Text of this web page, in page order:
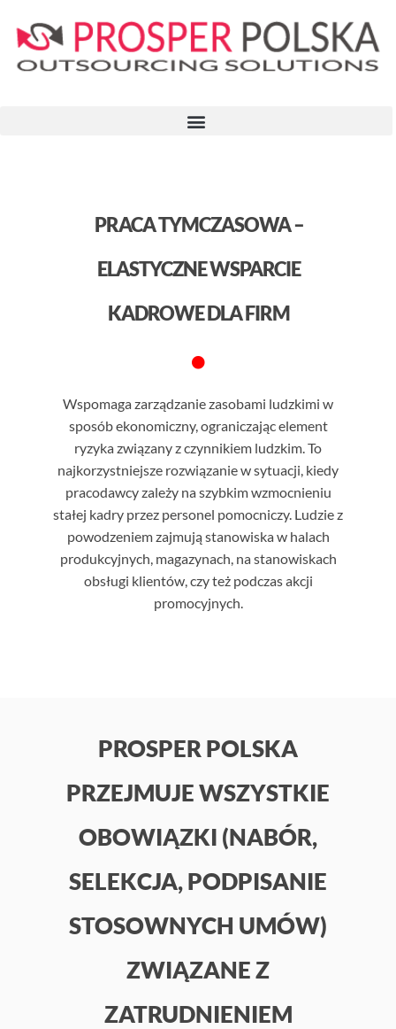
PRACA TYMCZASOWA –
ELASTYCZNE WSPARCIE
KADROWE DLA FIRM
Wspomaga zarządzanie zasobami ludzkimi w
sposób ekonomiczny, ograniczając element
ryzyka związany z czynnikiem ludzkim. To
najkorzystniejsze rozwiązanie w sytuacji, kiedy
pracodawcy zależy na szybkim wzmocnieniu
stałej kadry przez personel pomocniczy. Ludzie z
powodzeniem zajmują stanowiska w halach
produkcyjnych, magazynach, na stanowiskach
obsługi klientów, czy też podczas akcji
promocyjnych.
PROSPER POLSKA
PRZEJMUJE WSZYSTKIE
OBOWIĄZKI (NABÓR,
SELEKCJA, PODPISANIE
STOSOWNYCH UMÓW)
ZWIĄZANE Z
ZATRUDNIENIEM